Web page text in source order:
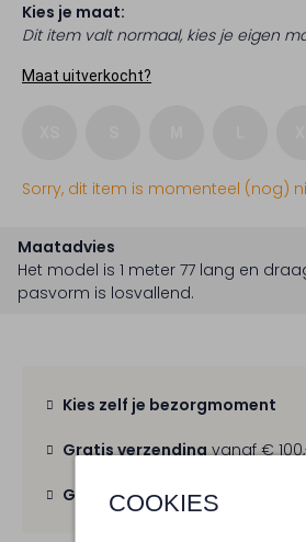
COOKIES
Kies je maat:
Dit item valt normaal, kies je eigen
Maat uitverkocht?
Sorry, dit item is momenteel (nog)
Maatadvies
Het model is 1 meter 77 lang en
pasvorm is losvallend.
Kies zelf je bezorgmoment
Gratis verzendingvanaf €
Gratis retourbinnen 30 dagen